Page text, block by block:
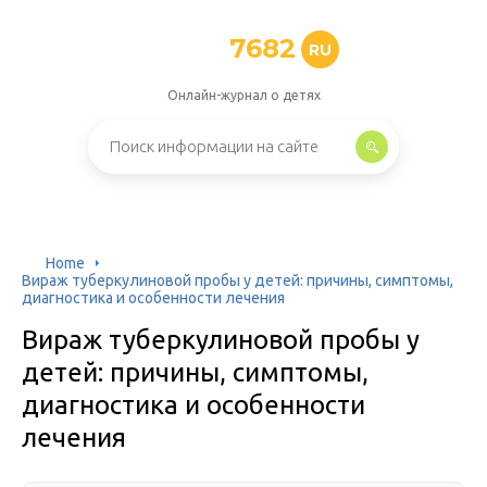
7682 RU
Онлайн-журнал о детях
Home
Вираж туберкулиновой пробы у детей: причины, симптомы,
диагностика и особенности лечения
Вираж туберкулиновой пробы у
детей: причины, симптомы,
диагностика и особенности
лечения